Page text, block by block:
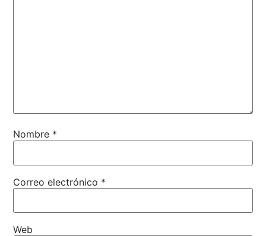
Nombre *
Correo electrónico *
Web